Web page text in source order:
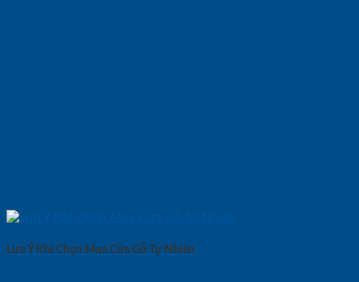
Lưu Ý Khi Chọn Mua Cửa Gỗ Tự Nhiên